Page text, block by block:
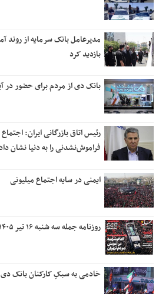
مدیرعامل بانک سرمایه از روند
بازدید کرد
بانک دی از مردم برای حضور در
رئیس اتاق بازرگانی ایران:
فراموش‌نشدنی را به دنیا نشان داد
ایمنی در سایه اجتماع میلیونی
روزنامه جمله سه شنبه ۱۶ تیر ۱۴۰۵
خادمی به سبکِ کارکنان بانک